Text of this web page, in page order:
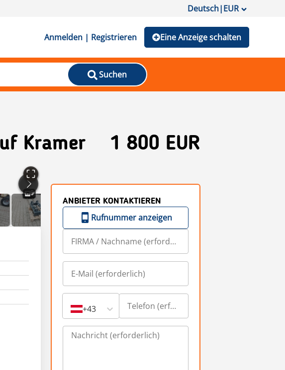
Deutsch|EUR
Anmelden | Registrieren Eine Anzeige schalten
Suchen
Kramer 1 800 EUR
9
ANBIETER KONTAKTIEREN
Rufnummer anzeigen
+43